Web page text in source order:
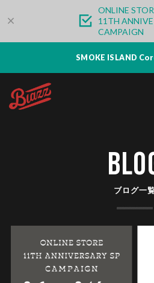
ONLINE
11TH
CAMPAIGN
SMOKE ISLAND
ブログ一